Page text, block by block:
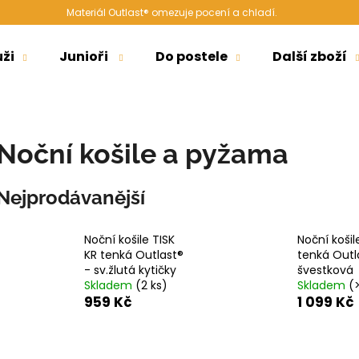
Materiál Outlast® omezuje pocení a chladí.
Junioři Do postele Další zboží
košile a pyžama
Noční košile TISK
KR tenká Outlast®
- sv.žlutá kytičky
Skladem (2 ks)
959 Kč
Noční
tenká
švestková
Skladem
1 099 Kč
HLEDAT